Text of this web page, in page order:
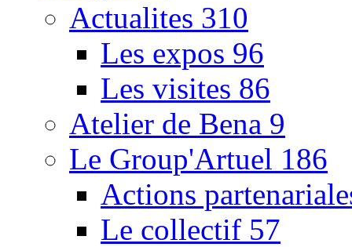
Actualites 310
Les expos 96
Les visites 86
Atelier de Bena 9
Le Group'Artuel 186
Actions
Le collectif 57